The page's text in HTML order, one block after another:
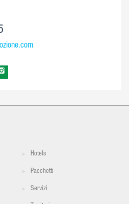
Hotels
Pacchetti
Servizi